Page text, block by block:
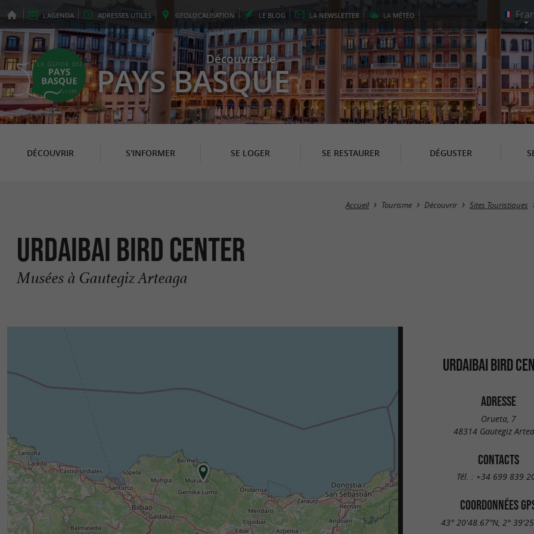
L'AGENDA ADRESSES UTILES GEOLOCALISATION LE BLOG LA NEWSLETTER LA MÉTÉO
Découvrez le
PAYS BASQUE
DÉCOUVRIR S'INFORMER SE LOGER SE RESTAURER DÉGUSTER
Accueil Tourisme Découvrir Sites Touristiques
Urdaibai Bird Center
Musées à Gautegiz Arteaga
URDAIBAI BIRD
ADRESSE
Orueta, 7
48314 Gautegiz
CONTACTS
Tél. : +34 699 839
COORDONNÉES
43° 20'48.67"N, 2°